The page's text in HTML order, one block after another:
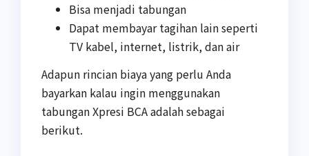
Bisa menjadi tabungan
Dapat membayar tagihan lain seperti
TV kabel, internet, listrik, dan air
Adapun rincian biaya yang perlu Anda
bayarkan kalau ingin menggunakan
tabungan Xpresi BCA adalah sebagai
berikut.